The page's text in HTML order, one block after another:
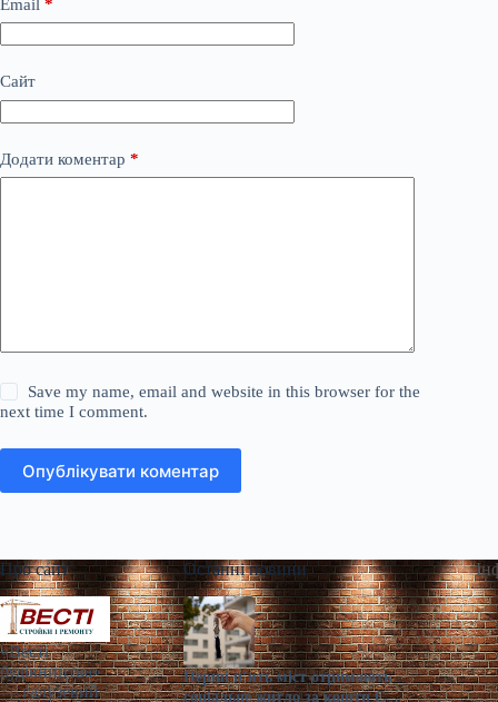
Email *
Сайт
Додати коментар *
Save my name, email and website in this browser for the
next time I comment.
Опублікувати коментар
Про сайт
«Весті
будівництва»
— галузевий
Останні новини
Перші п’ять міст отримають
соціальне житло за кошти ЄІБ